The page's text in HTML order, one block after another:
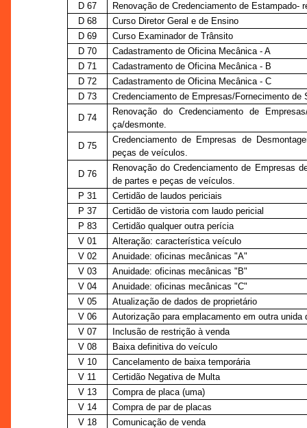
D 67
Renovação de Credenciamento de Estampado-
D 68
Curso Diretor Geral e de Ensino
D 69
Curso Examinador de Trânsito
D 70
Cadastramento de Oficina Mecânica - A
D 71
Cadastramento de Oficina Mecânica - B
D 72
Cadastramento de Oficina Mecânica - C
D 73
Credenciamento de Empresas/Fornecimento
D 74
Renovação do Credenciamento de
ça/desmonte.
D 75
Credenciamento de Empresas de
peças de veículos.
D 76
Renovação do Credenciamento de Empresas
de partes e peças de veículos.
P 31
Certidão de laudos periciais
P 37
Certidão de vistoria com laudo pericial
P 83
Certidão qualquer outra perícia
V 01
Alteração: característica veículo
V 02
Anuidade: oficinas mecânicas "A"
V 03
Anuidade: oficinas mecânicas "B"
V 04
Anuidade: oficinas mecânicas "C"
V 05
Atualização de dados de proprietário
V 06
Autorização para emplacamento em outra unida
V 07
Inclusão de restrição à venda
V 08
Baixa definitiva do veículo
V 10
Cancelamento de baixa temporária
V 11
Certidão Negativa de Multa
V 13
Compra de placa (uma)
V 14
Compra de par de placas
V 18
Comunicação de venda